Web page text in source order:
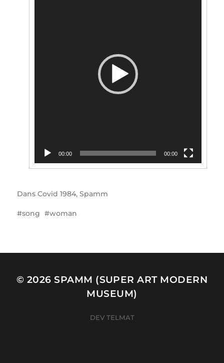
00:00 00:00
Dans Covid 1984, Spamm
song woman
© 2026SPAMM (SUPER ART MODERN
MUSEUM)
DEV TELMAT